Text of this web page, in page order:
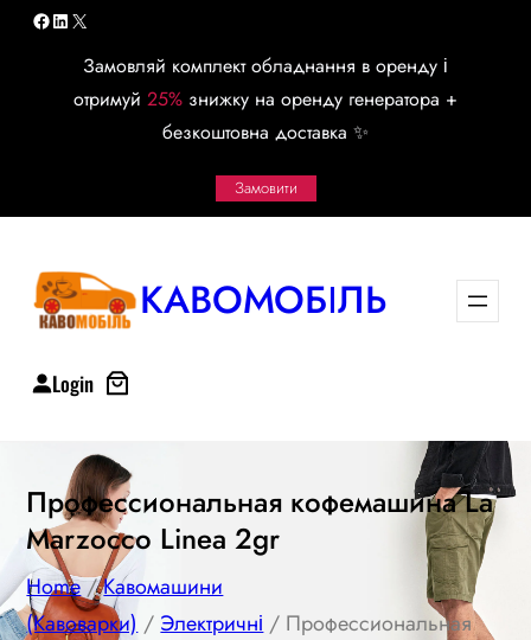
Перейти
содержимому
Facebook
LinkedIn
X
Замовляй комплект обладнання в оренду і
отримуй 25% знижку на оренду генератора +
безкоштовна доставка ✨
Замовити
КАВОМОБІЛЬ
Login
Профессиональная кофемашина La
Marzocco Linea 2gr
Home/Кавомашини
(Кавоварки) / Электричні / Профессиональная